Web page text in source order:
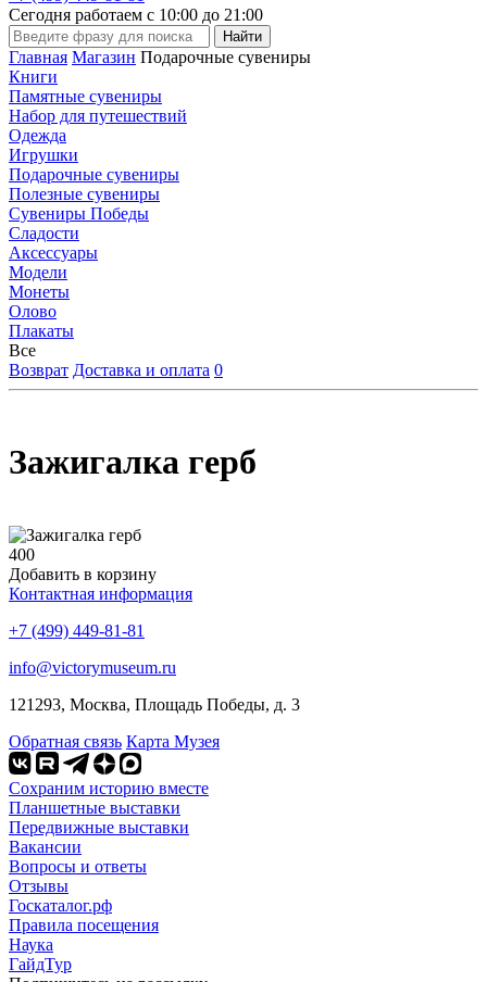
Сегодня работаем с 10:00 до 21:00
Главная Магазин Подарочные сувениры
Книги
Памятные сувениры
Набор для путешествий
Одежда
Игрушки
Подарочные сувениры
Полезные сувениры
Сувениры Победы
Сладости
Аксессуары
Модели
Монеты
Олово
Плакаты
Все
Возврат Доставка и оплата 0
Зажигалка герб
400
Добавить в корзину
Контактная информация
+7 (499) 449-81-81
info@victorymuseum.ru
121293, Москва, Площадь Победы, д. 3
Обратная связь Карта Музея
Сохраним историю вместе
Планшетные выставки
Передвижные выставки
Вакансии
Вопросы и ответы
Отзывы
Госкаталог.рф
Правила посещения
Наука
ГайдТур